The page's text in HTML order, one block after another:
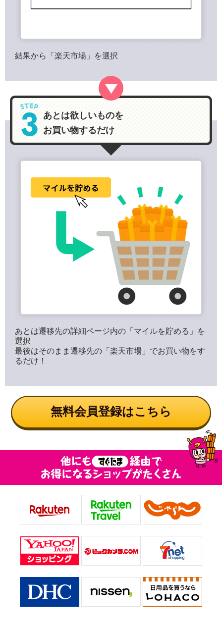
結果から「楽天市場」を選択
あとは欲しいものを
お買い物するだけ
あとは遷移先の詳細ページ内の「マイルを貯める」を
選択
最後はそのまま遷移先の「楽天市場」でお買い物をす
るだけ！
無料会員登録はこちら